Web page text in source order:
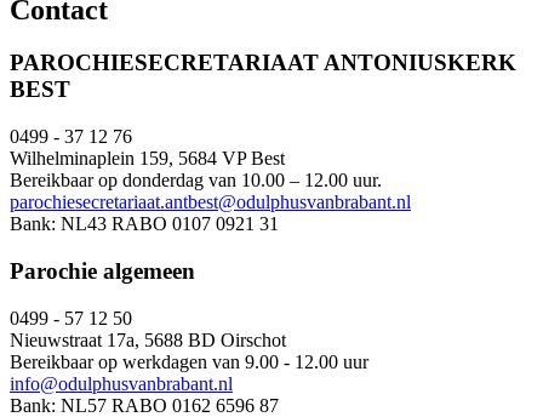
Contact
PAROCHIESECRETARIAAT ANTONIUSKERK
BEST
0499 - 37 12 76
Wilhelminaplein 159, 5684 VP Best
Bereikbaar op donderdag van 10.00 – 12.00 uur.
parochiesecretariaat.antbest@odulphusvanbrabant.nl
Bank: NL43 RABO 0107 0921 31
Parochie algemeen
0499 - 57 12 50
Nieuwstraat 17a, 5688 BD Oirschot
Bereikbaar op werkdagen van 9.00 - 12.00 uur
info@odulphusvanbrabant.nl
Bank: NL57 RABO 0162 6596 87